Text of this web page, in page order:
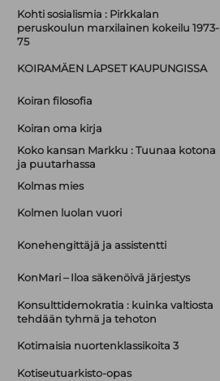
Kohti sosialismia : Pirkkalan
peruskoulun marxilainen kokeilu 1973-
75
KOIRAMÄEN LAPSET KAUPUNGISSA
Koiran filosofia
Koiran oma kirja
Koko kansan Markku : Tuunaa kotona
ja puutarhassa
Kolmas mies
Kolmen luolan vuori
Konehengittäjä ja assistentti
KonMari – Iloa säkenöivä järjestys
Konsulttidemokratia : kuinka valtiosta
tehdään tyhmä ja tehoton
Kotimaisia nuortenklassikoita 3
Kotiseutuarkisto-opas